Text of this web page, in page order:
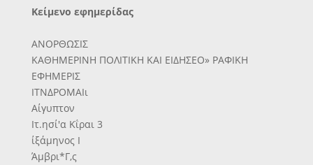
Κείμενο εφημερίδας
ΑΝΟΡΘΩΣΙΣ
ΚΑΘΗΜΕΡΙΝΗ ΠΟΛΙΤΙΚΗ ΚΑΙ ΕΙΔΗΣΕΟ» ΡΑΦΙΚΗ
ΕΦΗΜΕΡΙΣ
ΙΤΝΔΡΟΜΑΙι
Αίγυπτον
Ιτ.ησί'α Κΐραι 3
ίξάμηνος Ι
Άμβρι*Γ,ς